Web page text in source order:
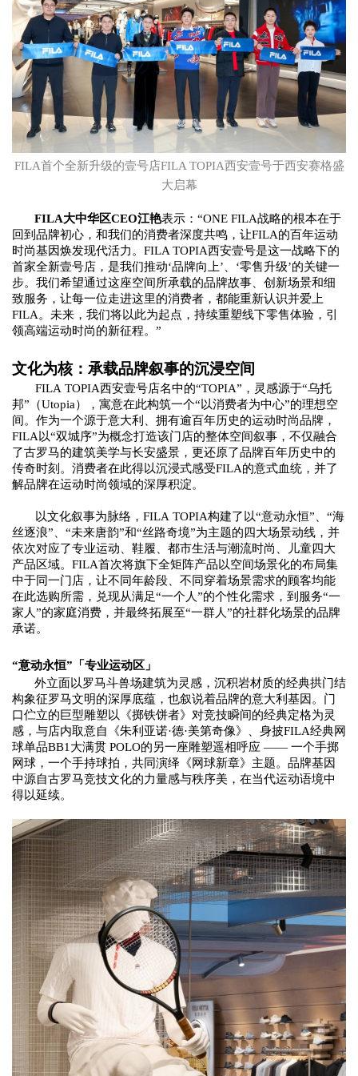
FILA首个全新升级的壹号店FILA TOPIA西安壹号于西安赛格盛
大启幕
FILA大中华区CEO江艳表示： “ONE FILA战略的根本在于
回到品牌初心，和我们的消费者深度共鸣， 让FILA的百年运动
时尚基因焕发现代活力。 FILA TOPIA西安壹号是这一战略下的
首家全新壹号店，是我们推动‘品牌向上’、‘零售升级’的关键一
步。我们希望通过这座空间所承载的品牌故事、创新场景和细
致服务，让每一位走进这里的消费者，都能重新认识并爱上
FILA。未来，我们将以此为起点，持续重塑线下零售体验，引
领高端运动时尚的新征程。 ”
文化为核：承载品牌叙事的沉浸空间
FILA TOPIA西安壹号店名中的“TOPIA”， 灵感源于“乌托
邦”（Utopia）
， 寓意在此构筑一个“以消费者为中心”的理想空
间。 作为一个源于意大利、拥有逾百年历史的运动时尚品牌，
FILA以“双城序”为概念打造该门店的整体空间叙事，不仅融合
了古罗马的建筑美学与长安盛景，更还原了品牌百年历史中的
传奇时刻。消费者在此得以沉浸式感受FILA的意式血统， 并了
解品牌在运动时尚领域的深厚积淀。
以文化叙事为脉络， FILA TOPIA构建了以“意动永恒”、 “海
丝逐浪”、 “未来唐韵”和“丝路奇境”为主题的四大场景动线，并
依次对应了专业运动、鞋履、都市生活与潮流时尚、儿童四大
产品区域。 FILA首次将旗下全矩阵产品以空间场景化的布局集
中于同一门店，让不同年龄段、不同穿着场景需求的顾客均能
在此选购所需，兑现从满足“一个人”的个性化需求，到 服务“一
家人”的家庭消费， 并最终拓展至“一群人”的社群化场景的品牌
承诺。
“意动永恒” 「 专业运动区 」
外立面以罗马斗兽场建筑为灵感， 沉积岩材质的经典拱门结
构象征罗马文明的深厚底蕴， 也叙说着品牌的意大利基因。 门
口伫立的巨型雕塑以《掷铁饼者》对竞技瞬间的经典定格为灵
感 ， 与店内取意自《朱利亚诺·德·美第奇像》、 身披FILA经典网
球单品BB1大满贯 POLO的另一座雕塑遥相呼应 —— 一个手掷
网球，一个手持球拍 ， 共同演绎 《网球新章》 主题。品牌基因
中源自古罗马竞技文化的力量感与秩序美，在当代运动语境中
得以延续。